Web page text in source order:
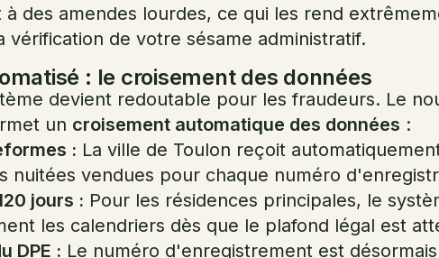
à des amendes lourdes, ce qui les rend
vérification de votre sésame administratif.
: le croisement des données
devient redoutable pour les fraudeurs. Le
un croisement automatique des données :
: La ville de Toulon reçoit
nuitées vendues pour chaque numéro
jours : Pour les résidences principales, le
les calendriers dès que le plafond légal est
DPE : Le numéro d'enregistrement est